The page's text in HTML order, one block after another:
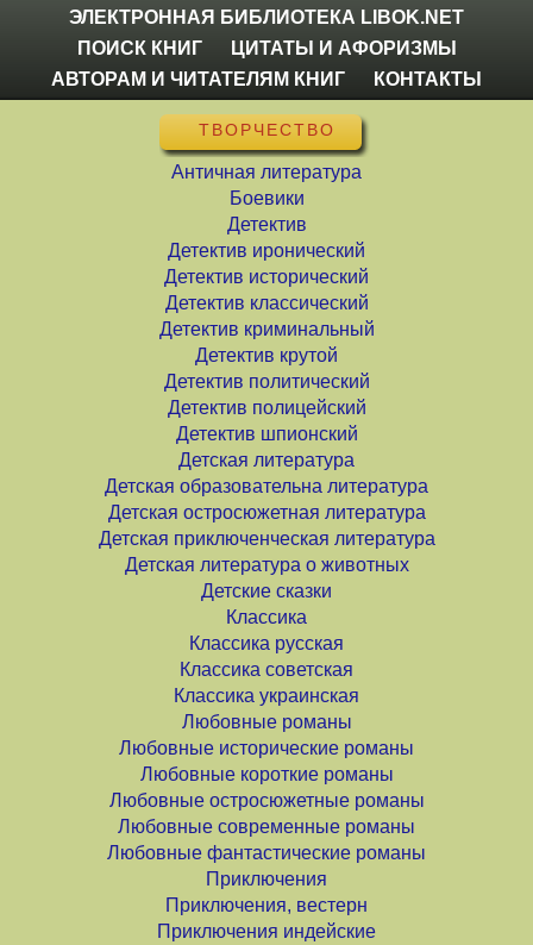
ЭЛЕКТРОННАЯ БИБЛИОТЕКА LIBOK.NET
ПОИСК КНИГ
ЦИТАТЫ И АФОРИЗМЫ
АВТОРАМ И ЧИТАТЕЛЯМ КНИГ
КОНТАКТЫ
ТВОРЧЕСТВО
Античная литература
Боевики
Детектив
Детектив иронический
Детектив исторический
Детектив классический
Детектив криминальный
Детектив крутой
Детектив политический
Детектив полицейский
Детектив шпионский
Детская литература
Детская образовательна литература
Детская остросюжетная литература
Детская приключенческая литература
Детская литература о животных
Детские сказки
Классика
Классика русская
Классика советская
Классика украинская
Любовные романы
Любовные исторические романы
Любовные короткие романы
Любовные остросюжетные романы
Любовные современные романы
Любовные фантастические романы
Приключения
Приключения, вестерн
Приключения индейские